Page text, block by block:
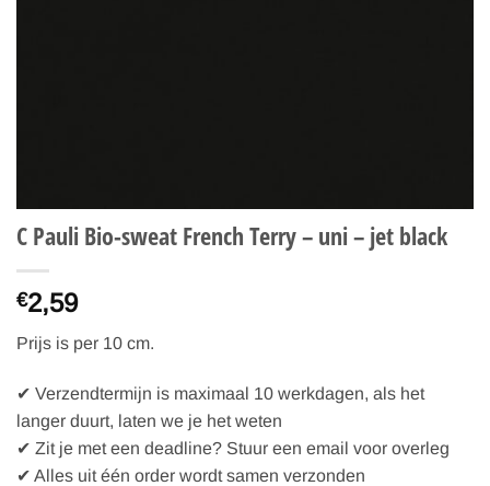
C Pauli Bio-sweat French Terry – uni – jet black
€2,59
Prijs is per 10 cm.
✔ Verzendtermijn is maximaal 10 werkdagen, als het
langer duurt, laten we je het weten
✔ Zit je met een deadline? Stuur een email voor overleg
✔ Alles uit één order wordt samen verzonden